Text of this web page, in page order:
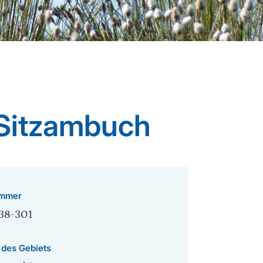
301
Gebiets